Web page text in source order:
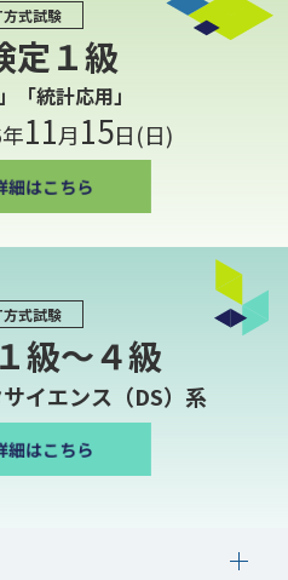
式試験
定１級
「統計応用」
11月15日(日)
式試験
級〜４級
イエンス（DS）系
ついて